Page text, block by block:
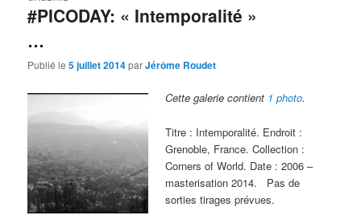
#PICODAY: « Intemporalité »
…
Publié le5 juillet 2014parJérôme Roudet
Cette galerie contient 1 photo.
Titre : Intemporalité. Endroit :
Grenoble, France. Collection :
Corners of World. Date : 2006 –
masterisation 2014. Pas de
sorties tirages prévues.